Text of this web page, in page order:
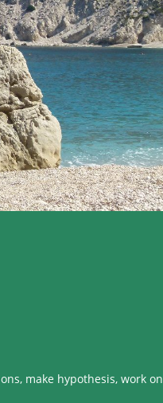
make hypothesis, work on